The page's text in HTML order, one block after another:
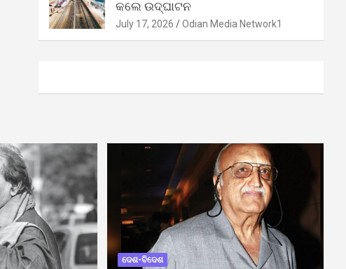
କଲେ ଉଦ୍‌ଘାଟନ
July 17, 2026 Odian Media Network1
ଦେଶ-ବିଦେଶ